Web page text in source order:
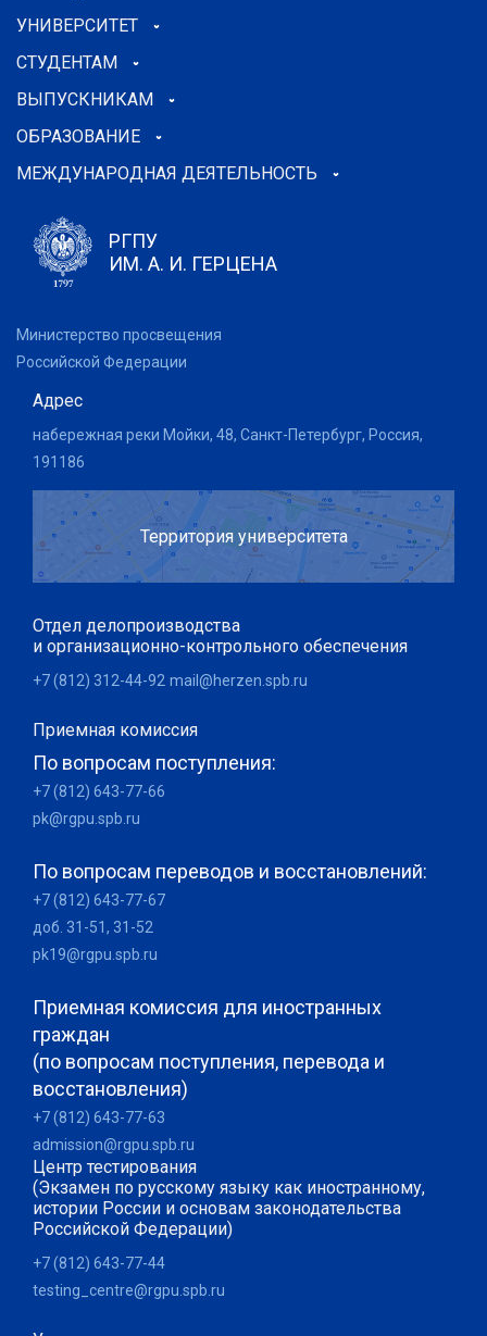
УНИВЕРСИТЕТ
СТУДЕНТАМ
ВЫПУСКНИКАМ
ОБРАЗОВАНИЕ
МЕЖДУНАРОДНАЯ ДЕЯТЕЛЬНОСТЬ
РГПУ
ИМ. А. И. ГЕРЦЕНА
Министерство просвещения
Российской Федерации
Адрес
набережная реки Мойки, 48, Санкт-Петербург, Россия,
191186
Территория университета
Отдел делопроизводства
и организационно-контрольного обеспечения
+7 (812) 312-44-92 mail@herzen.spb.ru
Приемная комиссия
По вопросам поступления:
+7 (812) 643-77-66
pk@rgpu.spb.ru
По вопросам переводов и восстановлений:
+7 (812) 643-77-67
доб. 31-51, 31-52
pk19@rgpu.spb.ru
Приемная комиссия для иностранных
граждан
(по вопросам поступления, перевода и
восстановления)
+7 (812) 643-77-63
admission@rgpu.spb.ru
Центр тестирования
(Экзамен по русскому языку как иностранному,
истории России и основам законодательства
Российской Федерации)
+7 (812) 643-77-44
testing_centre@rgpu.spb.ru